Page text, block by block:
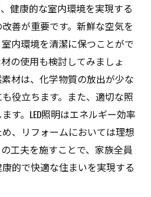
健康的な室内環境を実現する
善が重要です。新鮮な空気を
内環境を清潔に保つことがで
の使用も検討してみましょ
材は、化学物質の放出が少な
役立ちます。また、適切な照
す。LED照明はエネルギー効率
、リフォームにおいては理想
工夫を施すことで、家族全員
的で快適な住まいを実現する